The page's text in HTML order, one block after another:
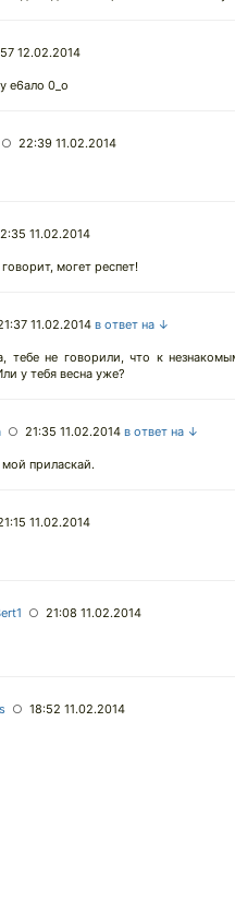
12.02.2014
е6ало 0_о
○ 22:39 11.02.2014
11.02.2014
могет респет!
11.02.2014 в ответ на ↓
тебе не говорили, что к
у тебя весна уже?
○ 21:35 11.02.2014 в ответ на ↓
приласкай.
11.02.2014
○ 21:08 11.02.2014
○ 18:52 11.02.2014